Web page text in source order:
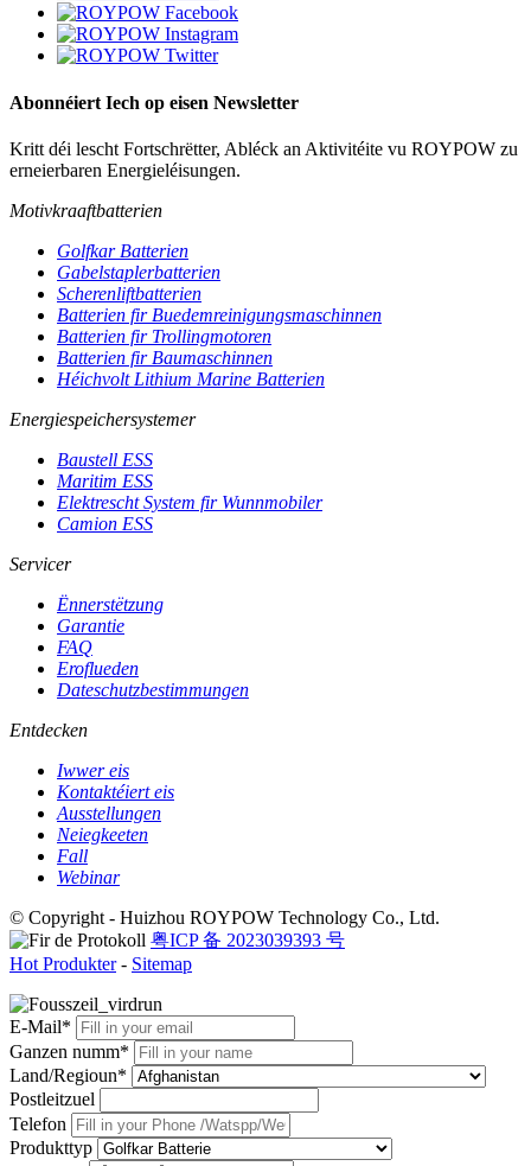
Abonnéiert Iech op eisen Newsletter
Kritt déi lescht Fortschrëtter, Abléck an Aktivitéite vu ROYPOW zu
erneierbaren Energieléisungen.
Motivkraaftbatterien
Golfkar Batterien
Gabelstaplerbatterien
Scherenliftbatterien
Batterien fir Buedemreinigungsmaschinnen
Batterien fir Trollingmotoren
Batterien fir Baumaschinnen
Héichvolt Lithium Marine Batterien
Energiespeichersystemer
Baustell ESS
Maritim ESS
Elektrescht System fir Wunnmobiler
Camion ESS
Servicer
Ënnerstëtzung
Garantie
FAQ
Eroflueden
Dateschutzbestimmungen
Entdecken
Iwwer eis
Kontaktéiert eis
Ausstellungen
Neiegkeeten
Fall
Webinar
© Copyright - Huizhou ROYPOW Technology Co., Ltd.
粤ICP 备 2023039393 号
Hot Produkter- Sitemap
E-Mail*
Ganzen numm*
Land/Regioun*
Postleitzuel
Telefon
Produkttyp